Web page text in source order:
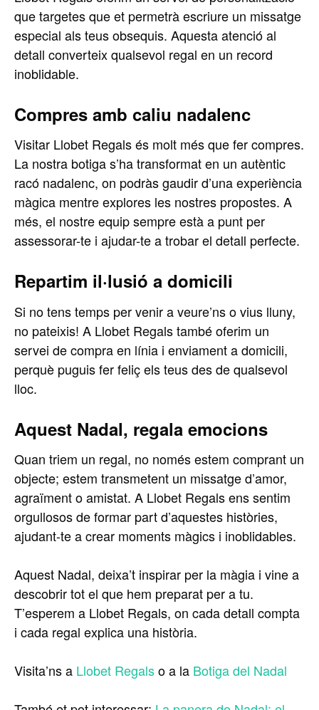
que targetes que et permetrà escriure un missatge
especial als teus obsequis. Aquesta atenció al
detall converteix qualsevol regal en un record
inoblidable.
Compres amb caliu nadalenc
Visitar Llobet Regals és molt més que fer compres.
La nostra botiga s’ha transformat en un autèntic
racó nadalenc, on podràs gaudir d’una experiència
màgica mentre explores les nostres propostes. A
més, el nostre equip sempre està a punt per
assessorar-te i ajudar-te a trobar el detall perfecte.
Repartim il·lusió a domicili
Si no tens temps per venir a veure’ns o vius lluny,
no pateixis! A Llobet Regals també oferim un
servei de compra en línia i enviament a domicili,
perquè puguis fer feliç els teus des de qualsevol
lloc.
Aquest Nadal, regala emocions
Quan triem un regal, no només estem comprant un
objecte; estem transmetent un missatge d’amor,
agraïment o amistat. A Llobet Regals ens sentim
orgullosos de formar part d’aquestes històries,
ajudant-te a crear moments màgics i inoblidables.
Aquest Nadal, deixa’t inspirar per la màgia i vine a
descobrir tot el que hem preparat per a tu.
T’esperem a Llobet Regals, on cada detall compta
i cada regal explica una història.
Visita’ns a Llobet Regalso a la Botiga del Nadal